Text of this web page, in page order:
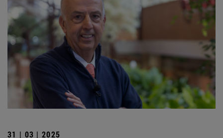
31 | 03 | 2025